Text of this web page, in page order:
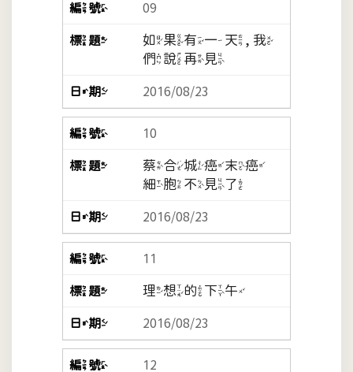
09
如果有一天, 我
們說再見
2016/08/23
10
蔡合城癌末癌
細胞不見了
2016/08/23
11
理想的下午
2016/08/23
12